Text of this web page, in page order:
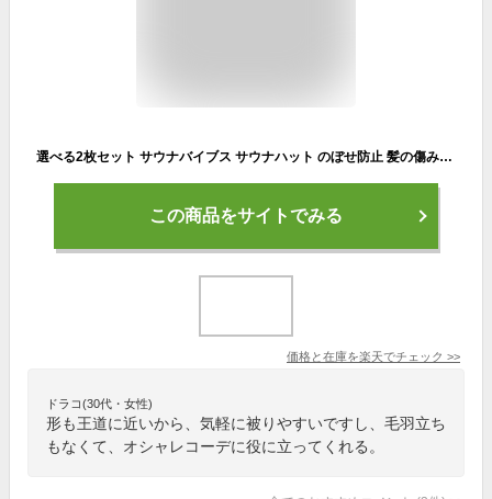
選べる2枚セット サウナバイブス サウナハット のぼせ防止 髪の傷み防止 今治タオル認定 ポケット付 洗濯OK 抗菌防臭 オーガニックコットン パイル地 フリーサイズ メンズ レディース サウナ帽子 サウナキャップ サウナグッズ SAUNA VIBES
この商品をサイトでみる
価格と在庫を楽天でチェック >>
ドラコ(30代・女性)
形も王道に近いから、気軽に被りやすいですし、毛羽立ち
もなくて、オシャレコーデに役に立ってくれる。